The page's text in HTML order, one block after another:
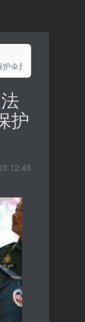
伞是省宪兵司令
护
12:48